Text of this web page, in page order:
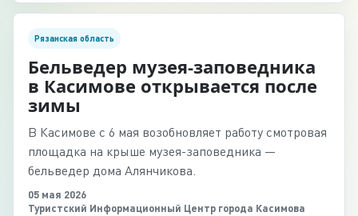
Рязанская область
Бельведер музея-заповедника
в Касимове открывается после
зимы
В Касимове с 6 мая возобновляет работу смотровая
площадка на крыше музея-заповедника —
бельведер дома Алянчикова.
05 мая 2026
Туристский Информационный Центр города Касимова